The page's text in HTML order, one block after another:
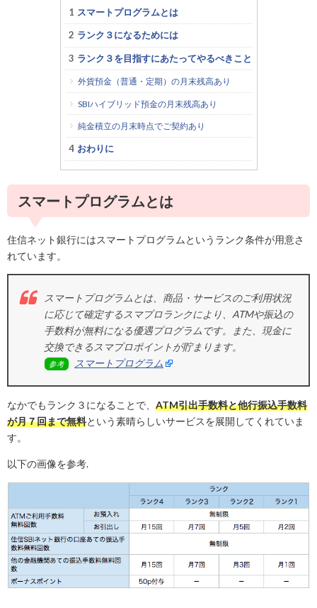
スマートプログラムとは
ランク３になるためには
ランク３を目指すにあたってやるべきこと
外貨預金（普通・定期）の月末残高あり
SBIハイブリッド預金の月末残高あり
純金積立の月末時点でご契約あり
おわりに
スマートプログラムとは
住信ネット銀行にはスマートプログラムというランク条件が用意さ
れています。
スマートプログラムとは、商品・サービスのご利用状況
に応じて確定するスマプロランクにより、ATMや振込の
手数料が無料になる優遇プログラムです。また、現金に
交換できるスマプロポイントが貯まります。
参考 スマートプログラム
なかでもランク３になることで、 ATM引出手数料と他行振込手数料
が月７回まで無料という素晴らしいサービスを展開してくれていま
す。
以下の画像を参考.